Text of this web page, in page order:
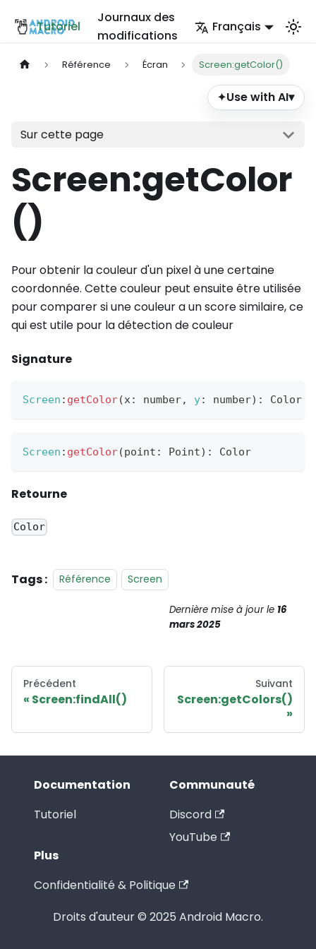
Tutoriel
Journaux des
modifications
Français
Référence Écran Screen:getColor()
✦Use with AI▾
Sur cette page
Screen:getColor
()
Pour obtenir la couleur d'un pixel à une certaine
coordonnée. Cette couleur peut ensuite être utilisée
pour comparer si une couleur a un score similaire, ce
qui est utile pour la détection de couleur
Signature
Screen : getColor(x: number, y: number) : Color
Screen : getColor(point : Point) : Color
Retourne
Color
Tags : Référence Screen
Dernière mise à jourle 16
mars 2025
Précédent
Screen:findAll()
Suivant
Screen:getColors()
Documentation
Tutoriel
Communauté
Discord
YouTube
Plus
Confidentialité & Politique
Droits d'auteur © 2025 Android Macro.